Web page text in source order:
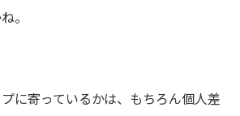
。
に寄っているかは、もちろん個人差